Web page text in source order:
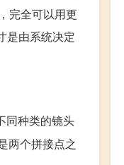
完全可以用更
是由系统决定
同种类的镜头
两个拼接点之